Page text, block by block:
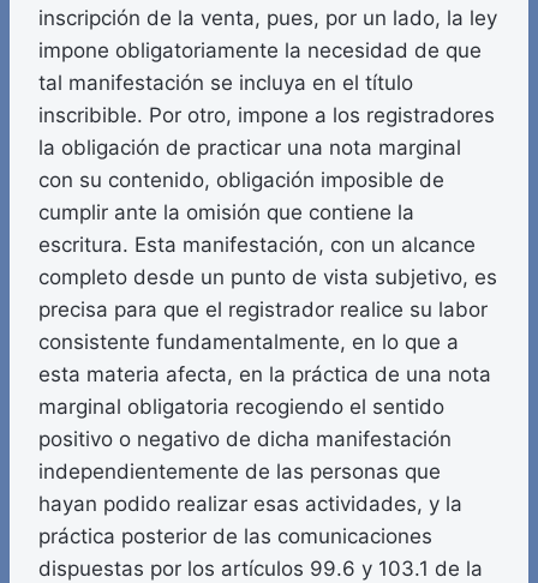
inscripción de la venta, pues, por un lado, la ley
impone obligatoriamente la necesidad de que
tal manifestación se incluya en el título
inscribible. Por otro, impone a los registradores
la obligación de practicar una nota marginal
con su contenido, obligación imposible de
cumplir ante la omisión que contiene la
escritura. Esta manifestación, con un alcance
completo desde un punto de vista subjetivo, es
precisa para que el registrador realice su labor
consistente fundamentalmente, en lo que a
esta materia afecta, en la práctica de una nota
marginal obligatoria recogiendo el sentido
positivo o negativo de dicha manifestación
independientemente de las personas que
hayan podido realizar esas actividades, y la
práctica posterior de las comunicaciones
dispuestas por los artículos 99.6 y 103.1 de la